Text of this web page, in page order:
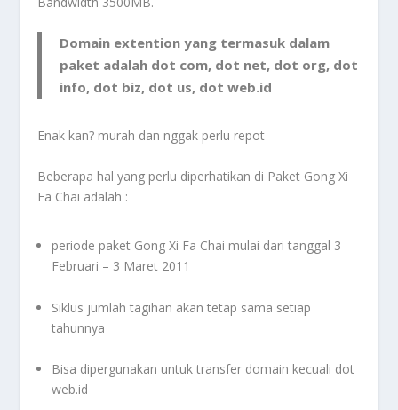
Domain extention yang termasuk dalam
paket adalah dot com, dot net, dot org, dot
info, dot biz, dot us, dot web.id
Enak kan? murah dan nggak perlu repot
Beberapa hal yang perlu diperhatikan di Paket Gong Xi
Fa Chai adalah :
periode paket Gong Xi Fa Chai mulai dari tanggal 3
Februari – 3 Maret 2011
Siklus jumlah tagihan akan tetap sama setiap
tahunnya
Bisa dipergunakan untuk transfer domain kecuali dot
web.id